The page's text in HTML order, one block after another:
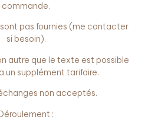
commande.
pas fournies (me contacter
si besoin).
autre que le texte est possible
un supplément tarifaire.
non acceptés.
: